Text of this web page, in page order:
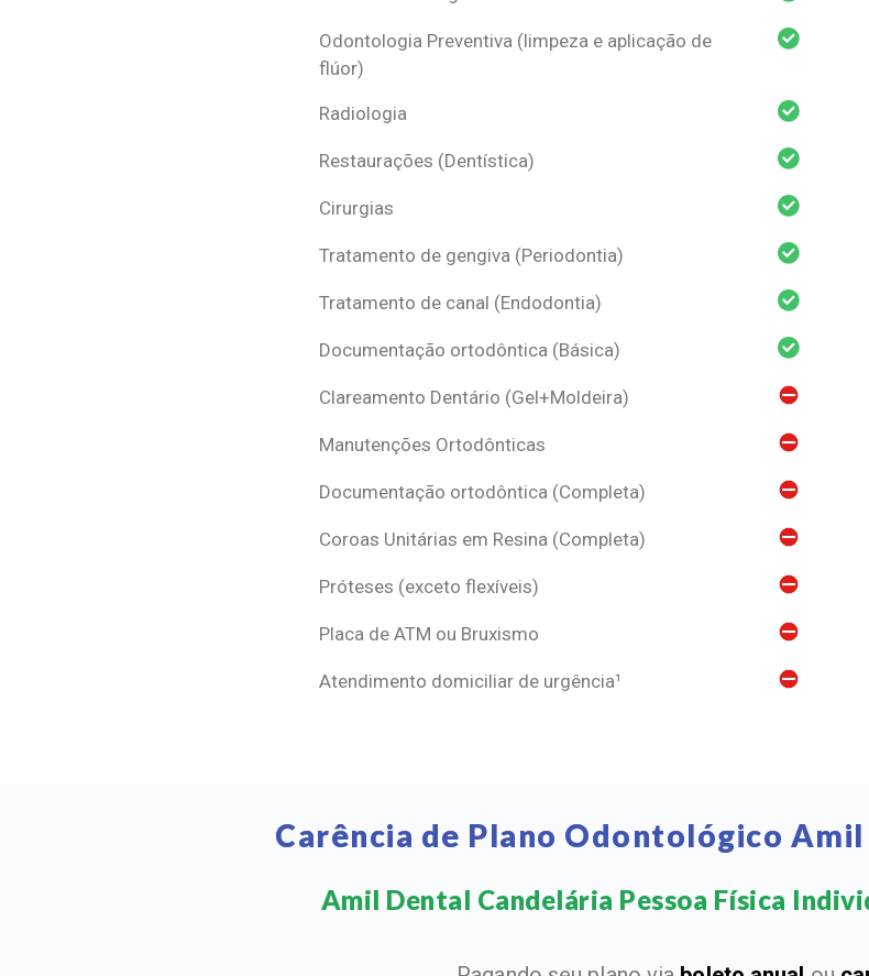
Odontologia Preventiva (limpeza e aplicação de
flúor)
Radiologia
Restaurações (Dentística)
Cirurgias
Tratamento de gengiva (Periodontia)
Tratamento de canal (Endodontia)
Documentação ortodôntica (Básica)
Clareamento Dentário (Gel+Moldeira)
Manutenções Ortodônticas
Documentação ortodôntica (Completa)
Coroas Unitárias em Resina (Completa)
Próteses (exceto flexíveis)
Placa de ATM ou Bruxismo
Atendimento domiciliar de urgência¹
Carência de Plano Odontológico
Amil Dental Candelária Pessoa Física